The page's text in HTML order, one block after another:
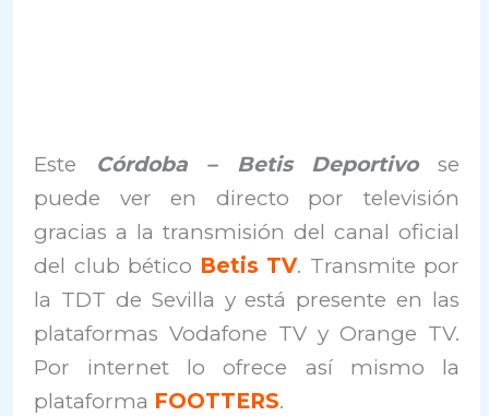
Este Córdoba – Betis Deportivo se
puede ver en directo por televisión
gracias a la transmisión del canal oficial
del club bético Betis TV. Transmite por
la TDT de Sevilla y está presente en las
plataformas Vodafone TV y Orange TV.
Por internet lo ofrece así mismo la
plataforma FOOTTERS.